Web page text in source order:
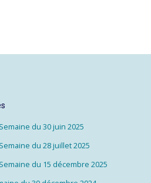
du 30 juin 2025
du 28 juillet 2025
du 15 décembre 2025